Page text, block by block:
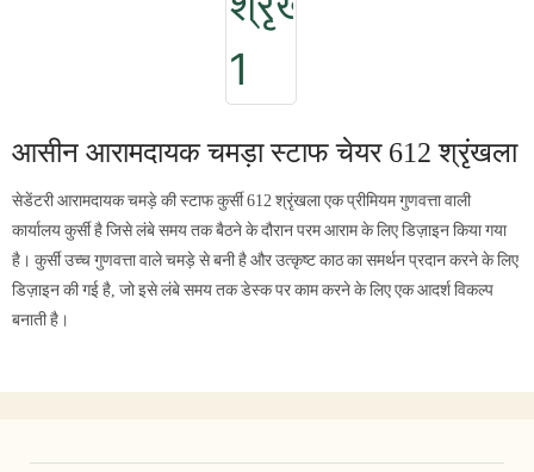
आसीन आरामदायक चमड़ा स्टाफ चेयर 612 श्रृंखला
सेडेंटरी आरामदायक चमड़े की स्टाफ कुर्सी 612 श्रृंखला एक प्रीमियम गुणवत्ता वाली
कार्यालय कुर्सी है जिसे लंबे समय तक बैठने के दौरान परम आराम के लिए डिज़ाइन किया गया
है। कुर्सी उच्च गुणवत्ता वाले चमड़े से बनी है और उत्कृष्ट काठ का समर्थन प्रदान करने के लिए
डिज़ाइन की गई है, जो इसे लंबे समय तक डेस्क पर काम करने के लिए एक आदर्श विकल्प
बनाती है।